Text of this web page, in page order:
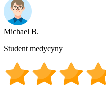
Michael B.
Student medycyny